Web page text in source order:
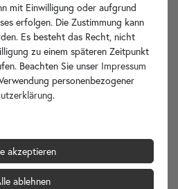
Vorteile
Waschbecken Unikate!
mit Einwilligung oder aufgrund
erfolgen. Die Zustimmung kann
Es besteht das Recht, nicht
zu einem späteren Zeitpunkt
Beachten Sie unser Impressum
personenbezogener
.
akzeptieren
ablehnen